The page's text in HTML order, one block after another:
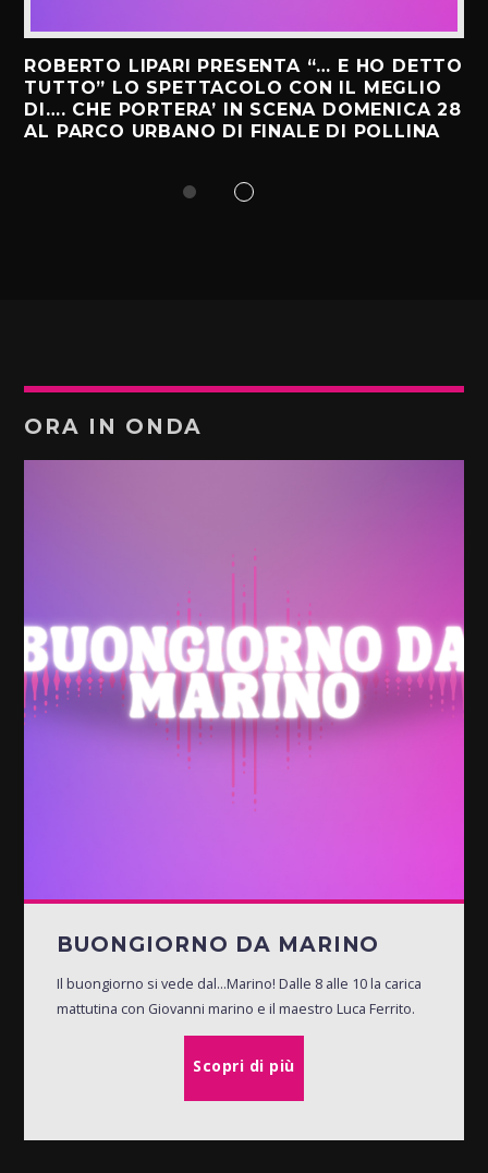
ROBERTO LIPARI PRESENTA “… E HO DETTO
TUTTO” LO SPETTACOLO CON IL MEGLIO
DI…. CHE PORTERA’ IN SCENA DOMENICA 28
AL PARCO URBANO DI FINALE DI POLLINA
ORA IN ONDA
BUONGIORNO DA MARINO
Il buongiorno si vede dal...Marino! Dalle 8 alle 10 la carica
mattutina con Giovanni marino e il maestro Luca Ferrito.
Scopri di più